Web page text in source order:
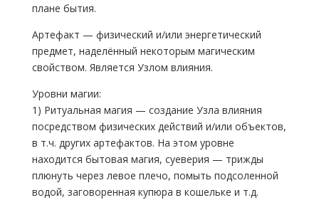
плане бытия.
Артефакт — физический и/или энергетический
предмет, наделённый некоторым магическим
свойством. Является Узлом влияния.
Уровни магии:
1) Ритуальная магия — создание Узла влияния
посредством физических действий и/или объектов,
в т.ч. других артефактов. На этом уровне
находится бытовая магия, суеверия — трижды
плюнуть через левое плечо, помыть подсоленной
водой, заговоренная купюра в кошельке и т.д.